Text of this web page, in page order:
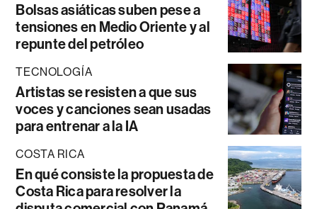
Bolsas asiáticas suben pese a
tensiones en Medio Oriente y al
repunte del petróleo
TECNOLOGÍA
Artistas se resisten a que sus
voces y canciones sean usadas
para entrenar a la IA
COSTA RICA
En qué consiste la propuesta de
Costa Rica para resolver la